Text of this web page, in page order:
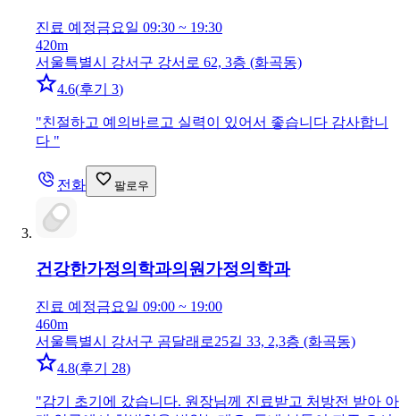
진료 예정금요일 09:30 ~ 19:30
420m
서울특별시 강서구 강서로 62, 3층 (화곡동)
4.6(후기 3)
"친절하고 예의바르고 실력이 있어서 좋습니다 감사합니
다 "
전화 팔로우
건강한가정의학과의원가정의학과
진료 예정금요일 09:00 ~ 19:00
460m
서울특별시 강서구 곰달래로25길 33, 2,3층 (화곡동)
4.8(후기 28)
"감기 초기에 갔습니다. 원장님께 진료받고 처방전 받아 아